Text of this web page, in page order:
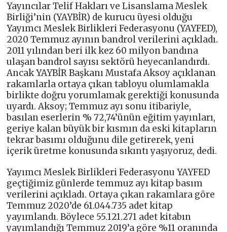
Yayıncılar Telif Hakları ve Lisanslama Meslek
Birliği’nin (YAYBİR) de kurucu üyesi olduğu
Yayımcı Meslek Birlikleri Federasyonu (YAYFED),
2020 Temmuz ayının bandrol verilerini açıkladı.
2011 yılından beri ilk kez 60 milyon bandına
ulaşan bandrol sayısı sektörü heyecanlandırdı.
Ancak YAYBİR Başkanı Mustafa Aksoy açıklanan
rakamlarla ortaya çıkan tabloyu olumlamakla
birlikte doğru yorumlamak gerektiği konusunda
uyardı. Aksoy; Temmuz ayı sonu itibariyle,
basılan eserlerin % 72,74’ünün eğitim yayınları,
geriye kalan büyük bir kısmın da eski kitapların
tekrar basımı olduğunu dile getirerek, yeni
içerik üretme konusunda sıkıntı yaşıyoruz, dedi.
Yayımcı Meslek Birlikleri Federasyonu YAYFED
geçtiğimiz günlerde temmuz ayı kitap basım
verilerini açıkladı. Ortaya çıkan rakamlara göre
Temmuz 2020’de 61.044.735 adet kitap
yayımlandı. Böylece 55.121.271 adet kitabın
yayımlandığı Temmuz 2019’a göre %11 oranında